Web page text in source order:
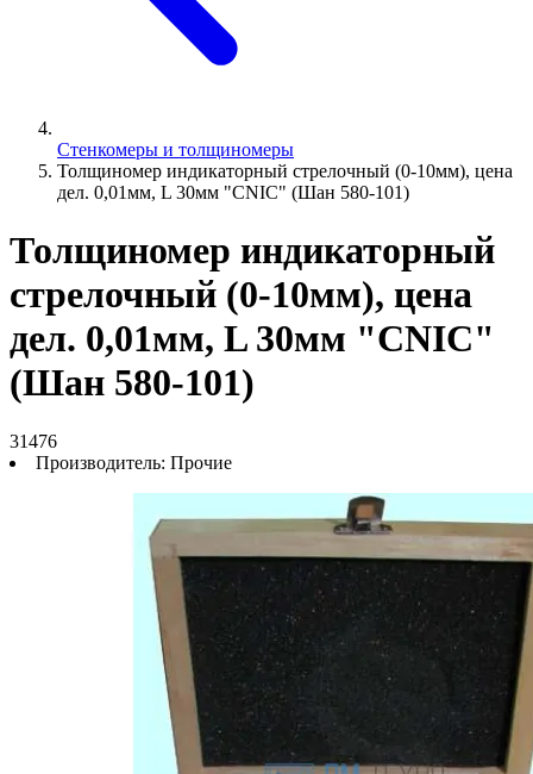
Стенкомеры и толщиномеры
Толщиномер индикаторный стрелочный (0-10мм), цена
дел. 0,01мм, L 30мм "CNIC" (Шан 580-101)
Толщиномер индикаторный
стрелочный (0-10мм), цена
дел. 0,01мм, L 30мм "CNIC"
(Шан 580-101)
31476
Производитель: Прочие